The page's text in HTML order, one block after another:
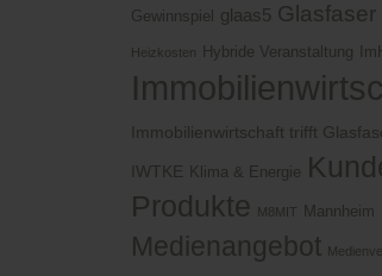
Gewinnspiel glaas5 Glasfaser
Heizkosten Hybride Veranstaltung
Immobilienwirtschaft trifft
IWTKE Klima & Energie
Produkte
M8MIT Mannheim
Medienangebot